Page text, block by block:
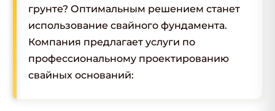
грунте? Оптимальным решением станет
использование свайного фундамента.
Компания предлагает услуги по
профессиональному проектированию
свайных оснований: